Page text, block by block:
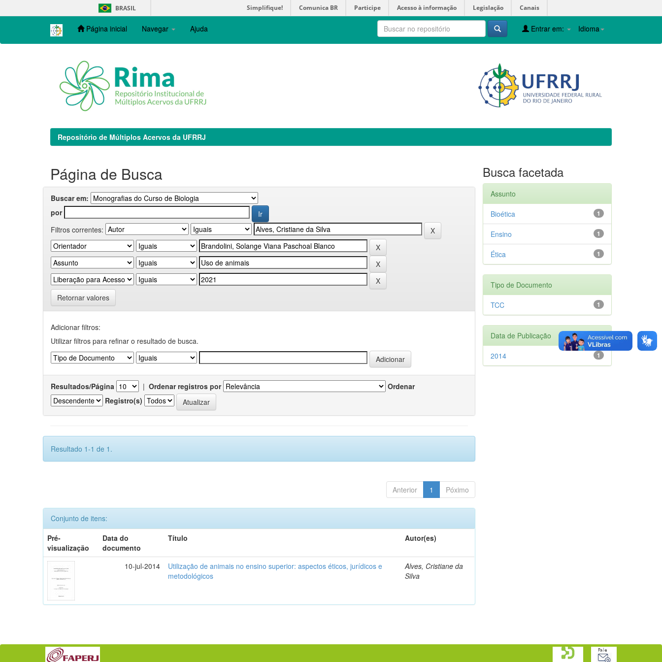
navigation
BRASIL Simplifique! Comunica BR Participe Acesso à informação Legislação Canais
Página inicial Navegar Ajuda Idioma
Entrar em:
Repositório de Múltiplos Acervos da UFRRJ
Página de Busca
Buscar em:
por
Filtros correntes:
Retornar valores
Adicionar filtros:
Utilizar filtros para refinar o resultado de busca.
Resultados/Página | Ordenar registros por
Ordenar
Registro(s)
Resultado 1-1 de 1.
Anterior 1 Póximo
Conjunto de itens:
Pré-
visualização
Data do
documento
Título Autor(es)
10-jul-2014
Utilização de animais no ensino superior: aspectos éticos, jurídicos e
metodológicos
Alves, Cristiane da
Silva
Busca facetada
Assunto
1
Bioética
1
Ensino
1
Ética
Tipo de Documento
1
TCC
Data de Publicação
1
2014